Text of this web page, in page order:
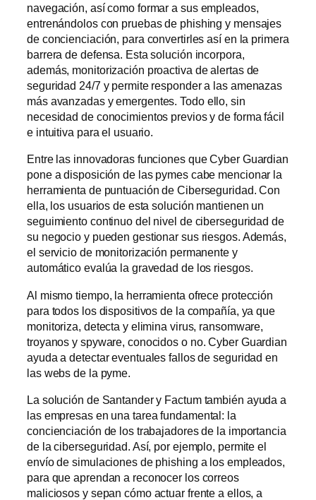
navegación, así como formar a sus empleados,
entrenándolos con pruebas de phishing y mensajes
de concienciación, para convertirles así en la primera
barrera de defensa. Esta solución incorpora,
además, monitorización proactiva de alertas de
seguridad 24/7 y permite responder a las amenazas
más avanzadas y emergentes. Todo ello, sin
necesidad de conocimientos previos y de forma fácil
e intuitiva para el usuario.
Entre las innovadoras funciones que Cyber Guardian
pone a disposición de las pymes cabe mencionar la
herramienta de puntuación de Ciberseguridad. Con
ella, los usuarios de esta solución mantienen un
seguimiento continuo del nivel de ciberseguridad de
su negocio y pueden gestionar sus riesgos. Además,
el servicio de monitorización permanente y
automático evalúa la gravedad de los riesgos.
Al mismo tiempo, la herramienta ofrece protección
para todos los dispositivos de la compañía, ya que
monitoriza, detecta y elimina virus, ransomware,
troyanos y spyware, conocidos o no. Cyber Guardian
ayuda a detectar eventuales fallos de seguridad en
las webs de la pyme.
La solución de Santander y Factum también ayuda a
las empresas en una tarea fundamental: la
concienciación de los trabajadores de la importancia
de la ciberseguridad. Así, por ejemplo, permite el
envío de simulaciones de phishing a los empleados,
para que aprendan a reconocer los correos
maliciosos y sepan cómo actuar frente a ellos, a